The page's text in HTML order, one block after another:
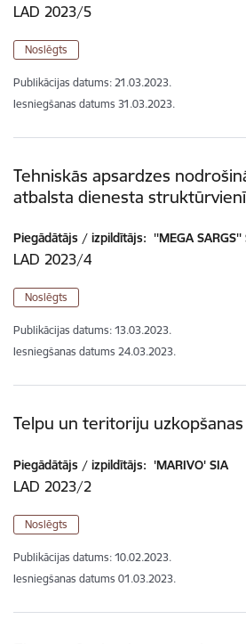
LAD 2023/5
Noslēgts
Publikācijas datums: 21.03.2023.
Iesniegšanas datums 31.03.2023.
Tehniskās apsardzes
atbalsta dienesta
Piegādātājs / izpildītājs: ''MEGA SARGS''
LAD 2023/4
Noslēgts
Publikācijas datums: 13.03.2023.
Iesniegšanas datums 24.03.2023.
Telpu un teritoriju
Piegādātājs / izpildītājs: 'MARIVO' SIA
LAD 2023/2
Noslēgts
Publikācijas datums: 10.02.2023.
Iesniegšanas datums 01.03.2023.